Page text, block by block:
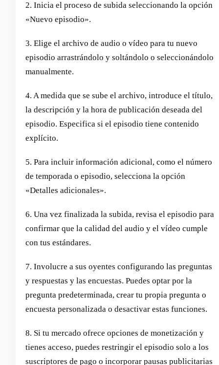
2. Inicia el proceso de subida seleccionando la opción
«Nuevo episodio».
3. Elige el archivo de audio o vídeo para tu nuevo
episodio arrastrándolo y soltándolo o seleccionándolo
manualmente.
4. A medida que se sube el archivo, introduce el título,
la descripción y la hora de publicación deseada del
episodio. Especifica si el episodio tiene contenido
explícito.
5. Para incluir información adicional, como el número
de temporada o episodio, selecciona la opción
«Detalles adicionales».
6. Una vez finalizada la subida, revisa el episodio para
confirmar que la calidad del audio y el vídeo cumple
con tus estándares.
7. Involucre a sus oyentes configurando las preguntas
y respuestas y las encuestas. Puedes optar por la
pregunta predeterminada, crear tu propia pregunta o
encuesta personalizada o desactivar estas funciones.
8. Si tu mercado ofrece opciones de monetización y
tienes acceso, puedes restringir el episodio solo a los
suscriptores de pago o incorporar pausas publicitarias